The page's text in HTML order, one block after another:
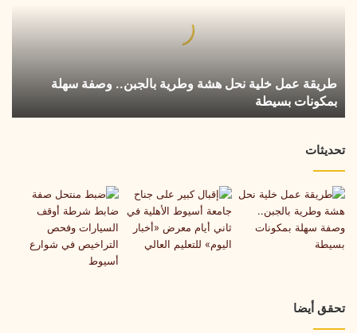
سهلة
بمكونات
بسيطة
طريقة عمل خلية نحل هشة وطرية بالجبن.. وصفة سهلة
بمكونات بسيطة
تحديثات
تحقق أيضا